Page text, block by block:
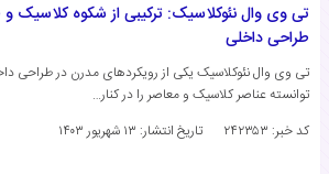
تی وی وال نئوکلاسیک: ترکیبی از شکوه کلاسیک
طراحی داخلی
تی وی وال نئوکلاسیک یکی از رویکردهای مدرن در طراحی
توانسته عناصر کلاسیک و معاصر را در کنار…
کد خبر: ۲۴۲۳۵۳
تاریخ انتشار: ۱۳ شهریور ۱۴۰۳